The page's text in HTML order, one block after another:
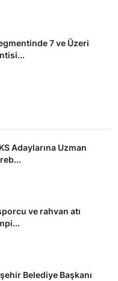
7 ve Üzeri
Adaylarına Uzman
ve rahvan atı
Belediye Başkanı